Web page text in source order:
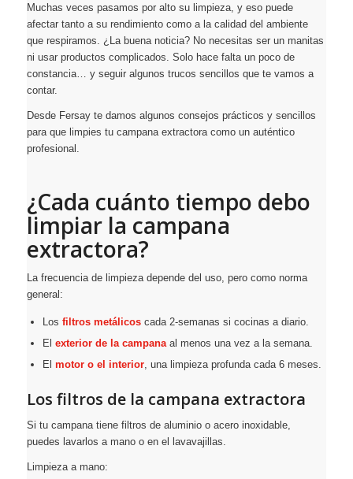
Muchas veces pasamos por alto su limpieza, y eso puede
afectar tanto a su rendimiento como a la calidad del ambiente
que respiramos. ¿La buena noticia? No necesitas ser un manitas
ni usar productos complicados. Solo hace falta un poco de
constancia… y seguir algunos trucos sencillos que te vamos a
contar.
Desde Fersay te damos algunos consejos prácticos y sencillos
para que limpies tu campana extractora como un auténtico
profesional.
¿Cada cuánto tiempo debo
limpiar la campana
extractora?
La frecuencia de limpieza depende del uso, pero como norma
general:
Los filtros metálicoscada 2-semanas si cocinas a diario.
El exterior de la campanaal menos una vez a la semana.
El motor o el interior, una limpieza profunda cada 6 meses.
Los filtros de la campana extractora
Si tu campana tiene filtros de aluminio o acero inoxidable,
puedes lavarlos a mano o en el lavavajillas.
Limpieza a mano: